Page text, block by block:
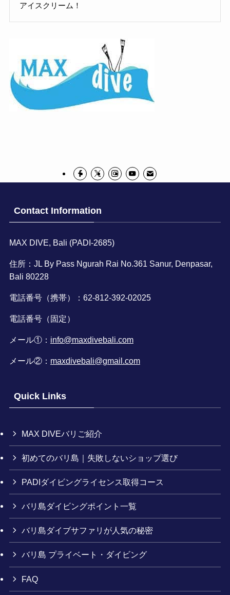
アイスクリーム！
Contact Information
MAX DIVE, Bali (PADI-2685)
住所：JL By Pass Ngurah Rai No.361 Sanur, Denpasar,
Bali 80228
電話番号（携帯）：62-812-392-02025
電話番号（固定）
メール①： info@maxdivebali.com
メール②： maxdivebali@gmail.com
Quick Links
MAX DIVEバリご紹介
初めてのバリ島｜失敗しないショップ選び
PADIダイビングライセンス取得コース
バリ島ダイビングポイント一覧
バリ島ダイブサファリが人気の秘密
バリ島 プライベート・ダイビング
FAQ